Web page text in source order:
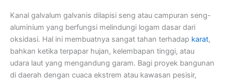
Kanal galvalum galvanis dilapisi seng atau campuran seng-
aluminium yang berfungsi melindungi logam dasar dari
oksidasi. Hal ini membuatnya sangat tahan terhadap karat,
bahkan ketika terpapar hujan, kelembapan tinggi, atau
udara laut yang mengandung garam. Bagi proyek bangunan
di daerah dengan cuaca ekstrem atau kawasan pesisir,